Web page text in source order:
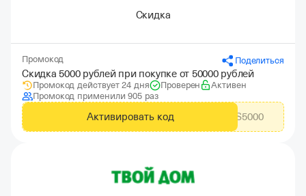
Скидка
Промокод Поделиться
Скидка 5000 рублей при покупке от 50000 рублей
Промокод действует 24 дня Проверен
Активен
Промокод применили 905 раз
Активировать код CITYADS5000